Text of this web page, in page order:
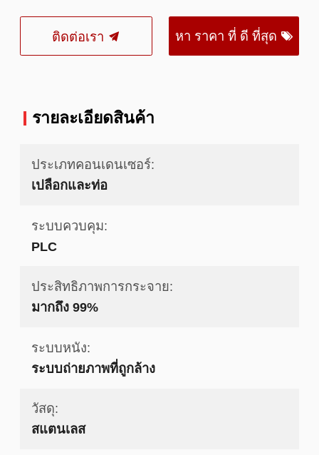
ติดต่อเรา หา ราคา ที่ ดี ที่สุด
รายละเอียดสินค้า
ประเภทคอนเดนเซอร์:
เปลือกและท่อ
ระบบควบคุม:
PLC
ประสิทธิภาพการกระจาย:
มากถึง 99%
ระบบหนัง:
ระบบถ่ายภาพที่ถูกล้าง
วัสดุ:
สแตนเลส